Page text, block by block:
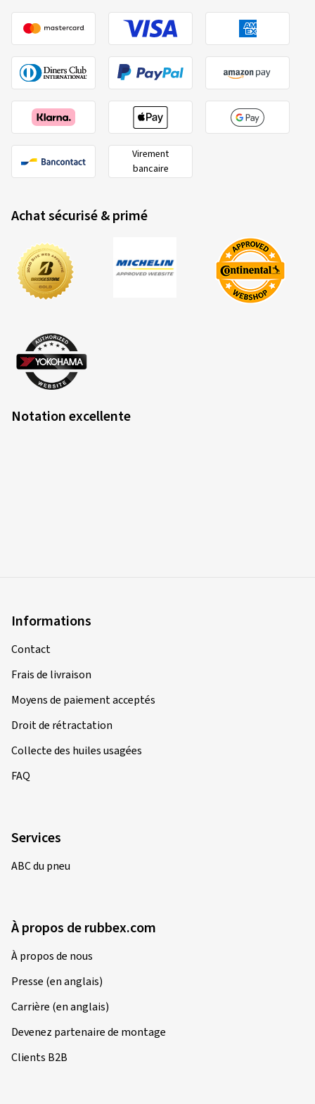
Virement
bancaire
Achat sécurisé & primé
Notation excellente
Informations
Contact
Frais de livraison
Moyens de paiement acceptés
Droit de rétractation
Collecte des huiles usagées
FAQ
Services
ABC du pneu
À propos de rubbex.com
À propos de nous
Presse (en anglais)
Carrière (en anglais)
Devenez partenaire de montage
Clients B2B